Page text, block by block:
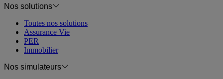
Nos solutions
Toutes nos solutions
Assurance Vie
PER
Immobilier
Nos simulateurs